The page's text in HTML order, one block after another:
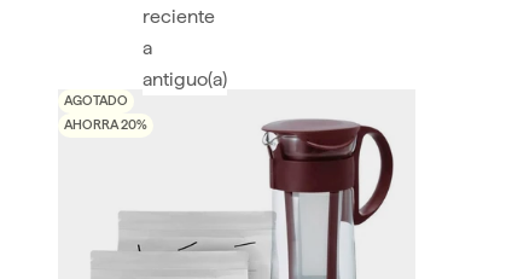
reciente
a
antiguo(a)
AGOTADO
AHORRA 20%